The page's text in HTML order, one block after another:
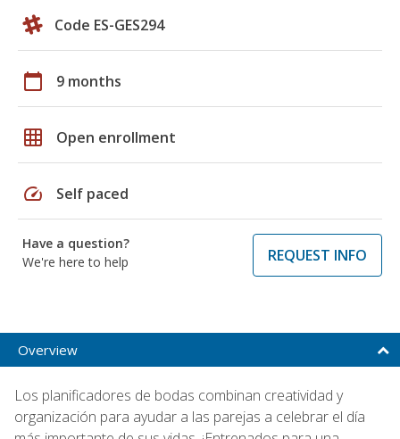
Code ES-GES294
calendar_today 9 months
grid_on Open enrollment
speed Self paced
Have a question?
We're here to help
REQUEST INFO
Overview
Los planificadores de bodas combinan creatividad y
organización para ayudar a las parejas a celebrar el día